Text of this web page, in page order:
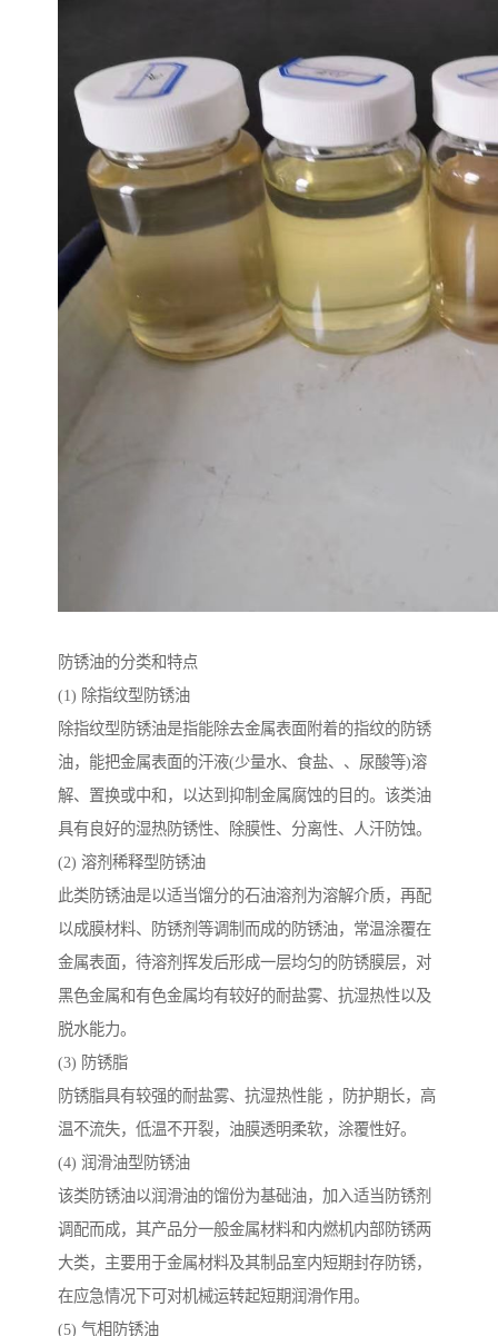
防锈油的分类和特点
(1) 除指纹型防锈油
除指纹型防锈油是指能除去金属表面附着的指纹的防锈
油，能把金属表面的汗液(少量水、食盐、、尿酸等)溶
解、置换或中和，以达到抑制金属腐蚀的目的。该类油
具有良好的湿热防锈性、除膜性、分离性、人汗防蚀。
(2) 溶剂稀释型防锈油
此类防锈油是以适当馏分的石油溶剂为溶解介质，再配
以成膜材料、防锈剂等调制而成的防锈油，常温涂覆在
金属表面，待溶剂挥发后形成一层均匀的防锈膜层，对
黑色金属和有色金属均有较好的耐盐雾、抗湿热性以及
脱水能力。
(3) 防锈脂
防锈脂具有较强的耐盐雾、抗湿热性能 ，防护期长，高
温不流失，低温不开裂，油膜透明柔软，涂覆性好。
(4) 润滑油型防锈油
该类防锈油以润滑油的馏份为基础油，加入适当防锈剂
调配而成，其产品分一般金属材料和内燃机内部防锈两
大类，主要用于金属材料及其制品室内短期封存防锈，
在应急情况下可对机械运转起短期润滑作用。
(5) 气相防锈油